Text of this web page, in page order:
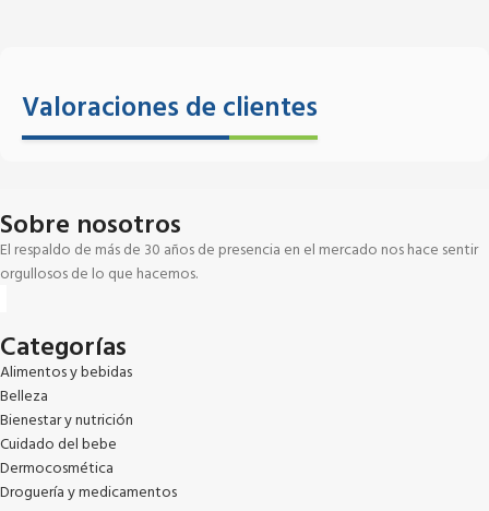
Valoraciones de clientes
Sobre nosotros
El respaldo de más de 30 años de presencia en el mercado nos hace sentir
orgullosos de lo que hacemos.
Categorías
Alimentos y bebidas
Belleza
Bienestar y nutrición
Cuidado del bebe
Dermocosmética
Droguería y medicamentos